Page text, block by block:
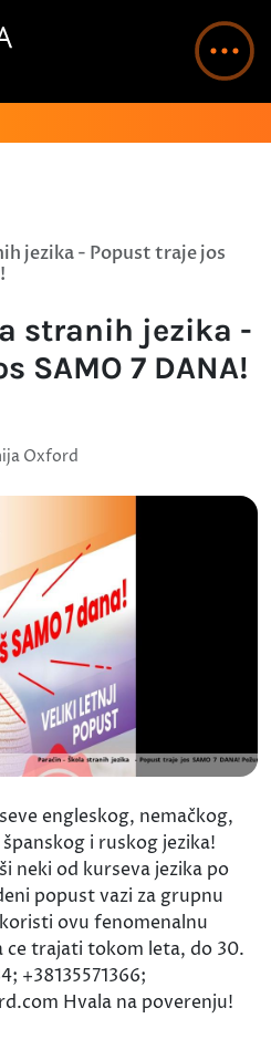
jezika - Popust traje jos
stranih jezika -
SAMO 7 DANA!
Oxford
engleskog, nemačkog,
i ruskog jezika!
neki od kurseva jezika po
popust vazi za grupnu
ovu fenomenalnu
ce trajati tokom leta, do 30.
+38135571366;
Hvala na poverenju!